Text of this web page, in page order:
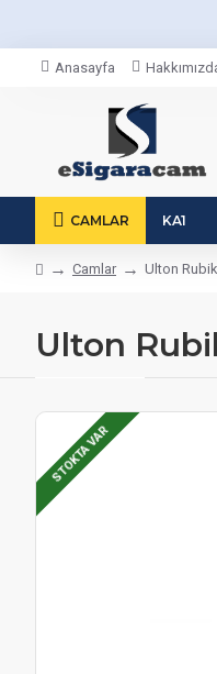
Anasayfa
CAMLAR KA1
Camlar Ulton
Ulton
STOKTA VAR